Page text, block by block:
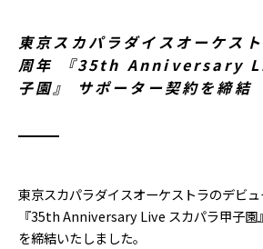
東京スカパラダイスオーケス
周年 『35th Anniversary
子園』 サポーター契約を締結
東京スカパラダイスオーケストラのデビ
『35th Anniversary Live スカパラ甲子園
を締結いたしました。